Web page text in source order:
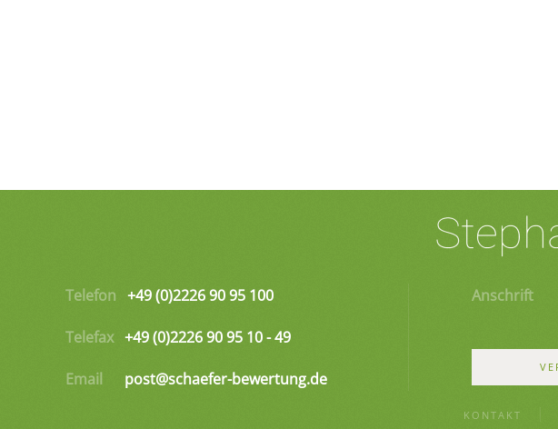
Telefon +49 (0)2226 90 95 100
Telefax +49 (0)2226 90 95 10 - 49
Email post@schaefer-bewertung.de
Anschrift
53359
KONTAKT